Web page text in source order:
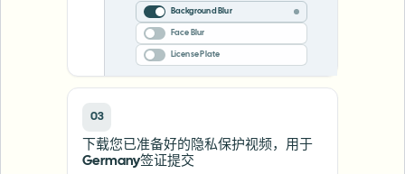
Background Blur
Face Blur
License Plate
03
下载您已准备好的隐私保护视频，用于
Germany签证提交